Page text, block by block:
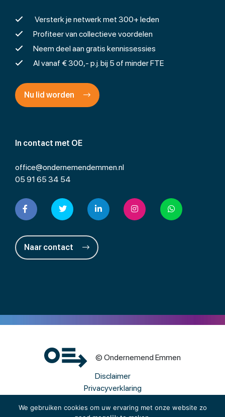
We gebruiken cookies om uw ervaring met onze website zo
In contact met OE
office@ondernemendemmen.nl
05 91 65 34 54
Naar contact
Versterk je netwerk met 300+ leden
Profiteer van collectieve voordelen
Neem deel aan gratis kennissessies
Al vanaf € 300,- p.j. bij 5 of minder FTE
Nu lid worden
© Ondernemend Emmen
Disclaimer
Privacyverklaring